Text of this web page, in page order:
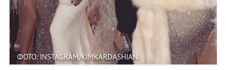
ФОТО: INSTAGRAM/KIMKARDASHIAN